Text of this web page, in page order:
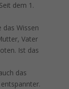
dem 1.
das Wissen
Vater
Ist das
das